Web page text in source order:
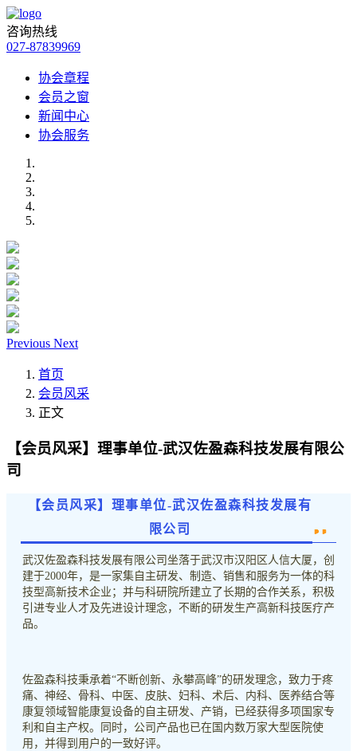
咨询热线
027-87839969
协会章程
会员之窗
新闻中心
协会服务
Previous Next
首页
会员风采
正文
【会员风采】理事单位-武汉佐盈森科技发展有限公
司
【会员风采】理事单位-武汉佐盈森科技发展有
限公司
武汉佐盈森科技发展有限公司坐落于武汉市汉阳区人信大厦，创
建于2000年，是一家集自主研发、制造、销售和服务为一体的科
技型高新技术企业；并与科研院所建立了长期的合作关系，积极
引进专业人才及先进设计理念，不断的研发生产高新科技医疗产
品。
佐盈森科技秉承着“不断创新、永攀高峰”的研发理念，致力于疼
痛、神经、骨科、中医、皮肤、妇科、术后、内科、医养结合等
康复领域智能康复设备的自主研发、产销，已经获得多项国家专
利和自主产权。同时，公司产品也已在国内数万家大型医院使
用，并得到用户的一致好评。